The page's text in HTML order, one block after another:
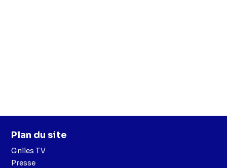
Plan du site
Grilles TV
Presse